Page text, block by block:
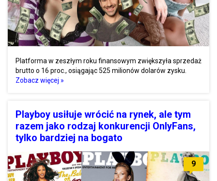
Platforma w zeszłym roku finansowym zwiększyła sprzedaż
brutto o 16 proc., osiągając 525 milionów dolarów zysku.
Zobacz więcej »
Playboy usiłuje wrócić na rynek, ale tym
razem jako rodzaj konkurencji OnlyFans,
tylko bardziej na bogato
9